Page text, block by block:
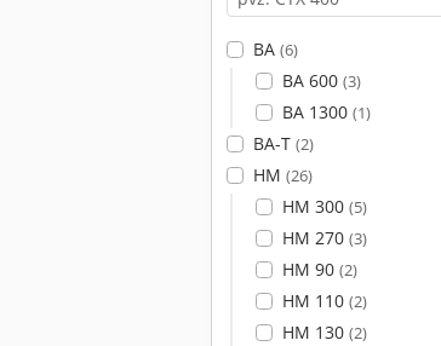
BA (6)
BA 600 (3)
BA 1300 (1)
BA-T (2)
HM (26)
HM 300 (5)
HM 270 (3)
HM 90 (2)
HM 110 (2)
HM 130 (2)